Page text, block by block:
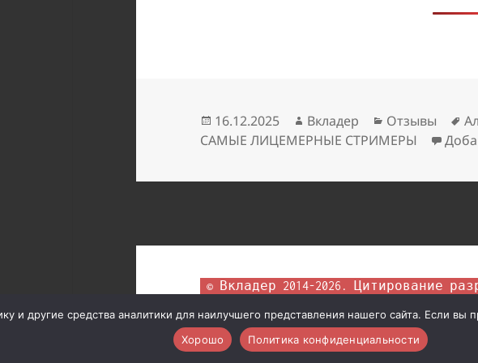
Опубликовано
16.12.2025 Автор
Вкладер Рубрики
Отзывы
САМЫЕ ЛИЦЕМЕРНЫЕ СТРИМЕРЫ
© Вкладер 2014-2026. Цитирование разрешается с гиперссылкой на
и другие средства аналитики для наилучшего представления нашего сайта. Если вы
Хорошо
Политика конфиденциальности